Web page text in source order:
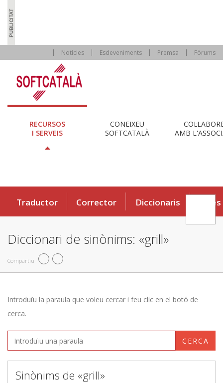
Notícies Esdeveniments Premsa Fòrums
RECURSOS
I SERVEIS
CONEIXEU
SOFTCATALÀ
AMB
Traductor Corrector Diccionaris Eines
Diccionari de sinònims: «grill»
Compartiu
Introduïu la paraula que voleu cercar i feu clic en el botó de
cerca.
CERCA
Sinònims de «grill»